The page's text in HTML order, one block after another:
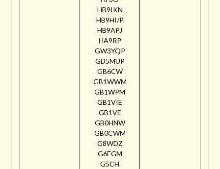
HB9IKN
HB9HI/P
HB9APJ
HA9RP
GW3YQP
GD5MUP
GB6CW
GB1WWM
GB1WPM
GB1VIE
GB1VE
GB0HNW
GB0CWM
G8WDZ
G6EGM
G5CH